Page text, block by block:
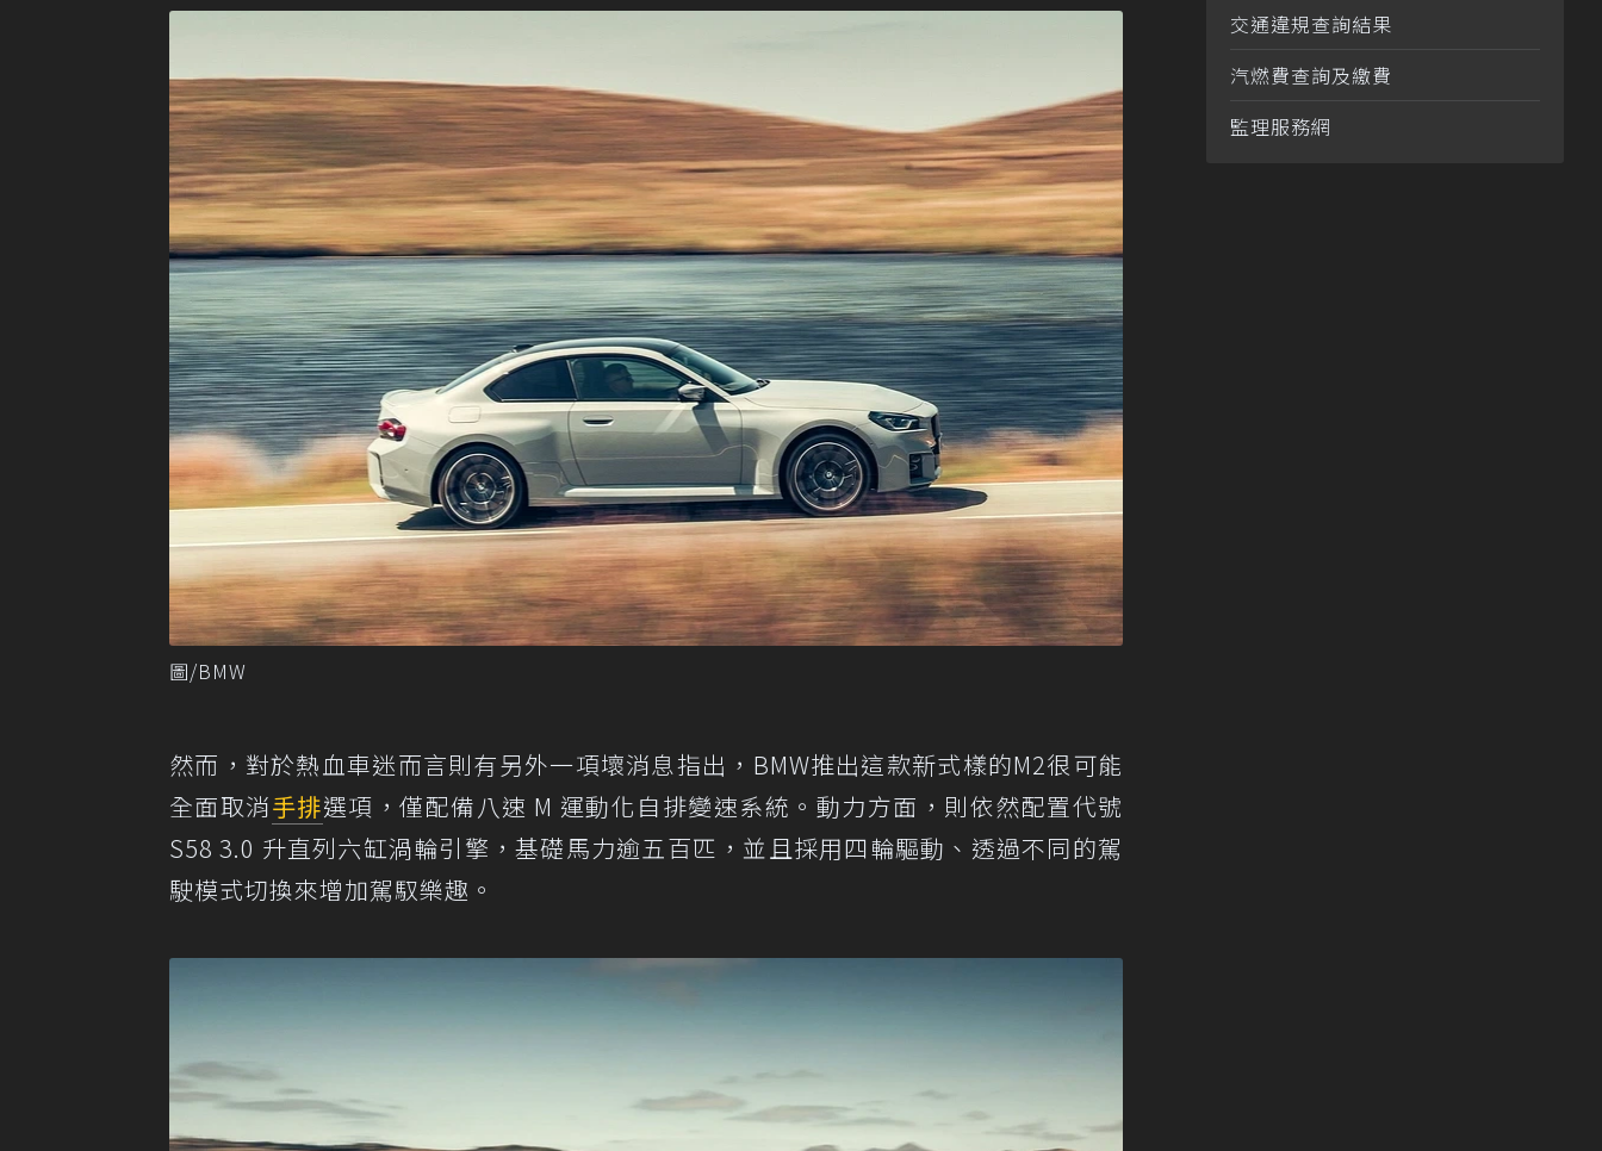
圖/BMW
然而，對於熱血車迷而言則有另外一項壞消息指出，BMW推出這款新式樣的M2很可能
全面取消手排選項，僅配備八速 M 運動化自排變速系統。動力方面，則依然配置代號
S58 3.0 升直列六缸渦輪引擎，基礎馬力逾五百匹，並且採用四輪驅動、透過不同的駕
駛模式切換來增加駕馭樂趣。
交通違規查詢結果
汽燃費查詢及繳費
監理服務網